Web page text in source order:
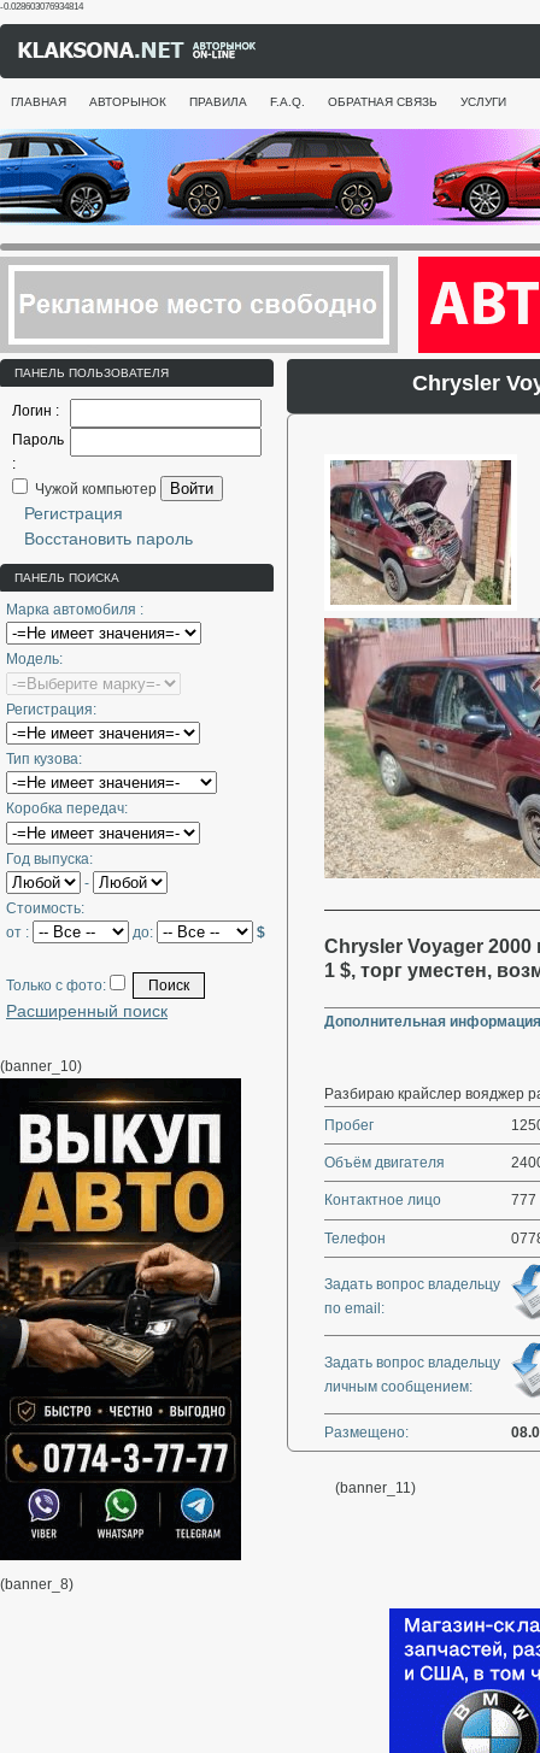
-0.028603076934814
ГЛАВНАЯ АВТОРЫНОК ПРАВИЛА F.A.Q. ОБРАТНАЯ СВЯЗЬ УСЛУГИ
ПАНЕЛЬ ПОЛЬЗОВАТЕЛЯ
Логин :
Пароль
:
Чужой компьютер
Войти
Регистрация
Восстановить пароль
ПАНЕЛЬ ПОИСКА
Марка автомобиля :
Модель:
Регистрация:
Тип кузова:
Коробка передач:
Год выпуска:
-
Стоимость:
от :
до: $
Только с фото:
Расширенный поиск
(banner_10)
(banner_8)
Chrysler
Chrysler Voyager 2000
1 $, торг уместен,
Дополнительная
Разбираю крайслер вояджер
Пробег
Объём двигателя
Контактное лицо 777
Телефон
Задать вопрос владельцу
по email:
Задать вопрос владельцу
личным сообщением:
Размещено:
(banner_11)